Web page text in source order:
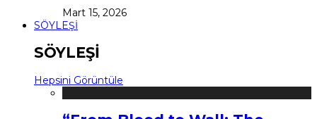
Mart 15, 2026
SÖYLEŞİ
SÖYLEŞİ
Hepsini Görüntüle